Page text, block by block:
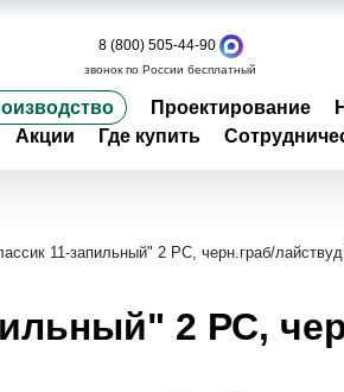
8 (800) 505-44-90
звонок по России бесплатный
Проектирование
Акции Где купить
11-запильный" 2 РС, черн.граб/
2 РС,